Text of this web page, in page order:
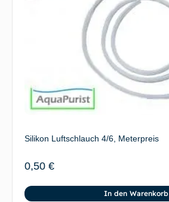
Silikon Luftschlauch 4/6, Meterpreis
0,50 €
In den Warenkorb